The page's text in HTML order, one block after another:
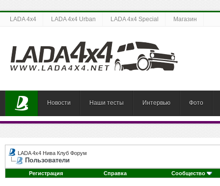
LADA 4x4 LADA 4x4 Urban LADA 4x4 Special Магазин
Новости Наши тесты Интервью Фото
LADA 4x4 Нива Клуб Форум
Пользователи
Регистрация Справка Сообщество